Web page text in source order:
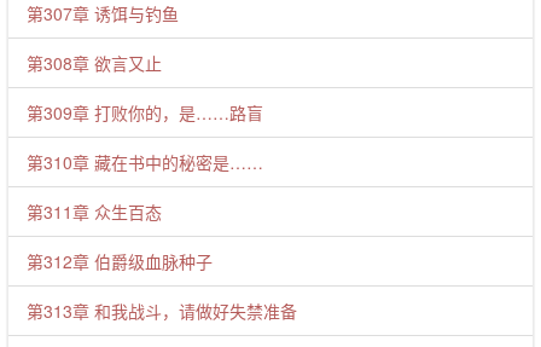
第307章 诱饵与钓鱼
第308章 欲言又止
第309章 打败你的，是……路盲
第310章 藏在书中的秘密是……
第311章 众生百态
第312章 伯爵级血脉种子
第313章 和我战斗，请做好失禁准备